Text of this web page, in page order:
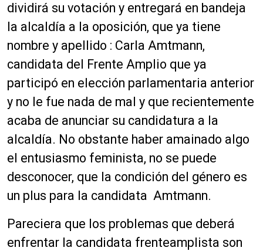
dividirá su votación y entregará en bandeja
la alcaldía a la oposición, que ya tiene
nombre y apellido : Carla Amtmann,
candidata del Frente Amplio que ya
participó en elección parlamentaria anterior
y no le fue nada de mal y que recientemente
acaba de anunciar su candidatura a la
alcaldía. No obstante haber amainado algo
el entusiasmo feminista, no se puede
desconocer, que la condición del género es
un plus para la candidata Amtmann.
Pareciera que los problemas que deberá
enfrentar la candidata frenteamplista son